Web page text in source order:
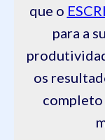
que o
para a
os
completo